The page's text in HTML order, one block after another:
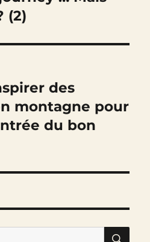
(2)
des
montagne pour
du bon